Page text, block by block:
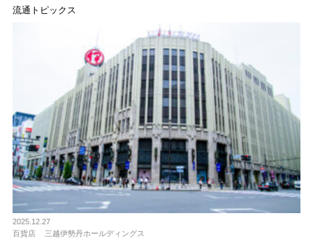
流通トピックス
2025.12.27
百貨店
三越伊勢丹ホールディングス